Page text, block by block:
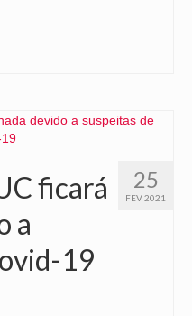
25
FEV 2021
ficará
a
19